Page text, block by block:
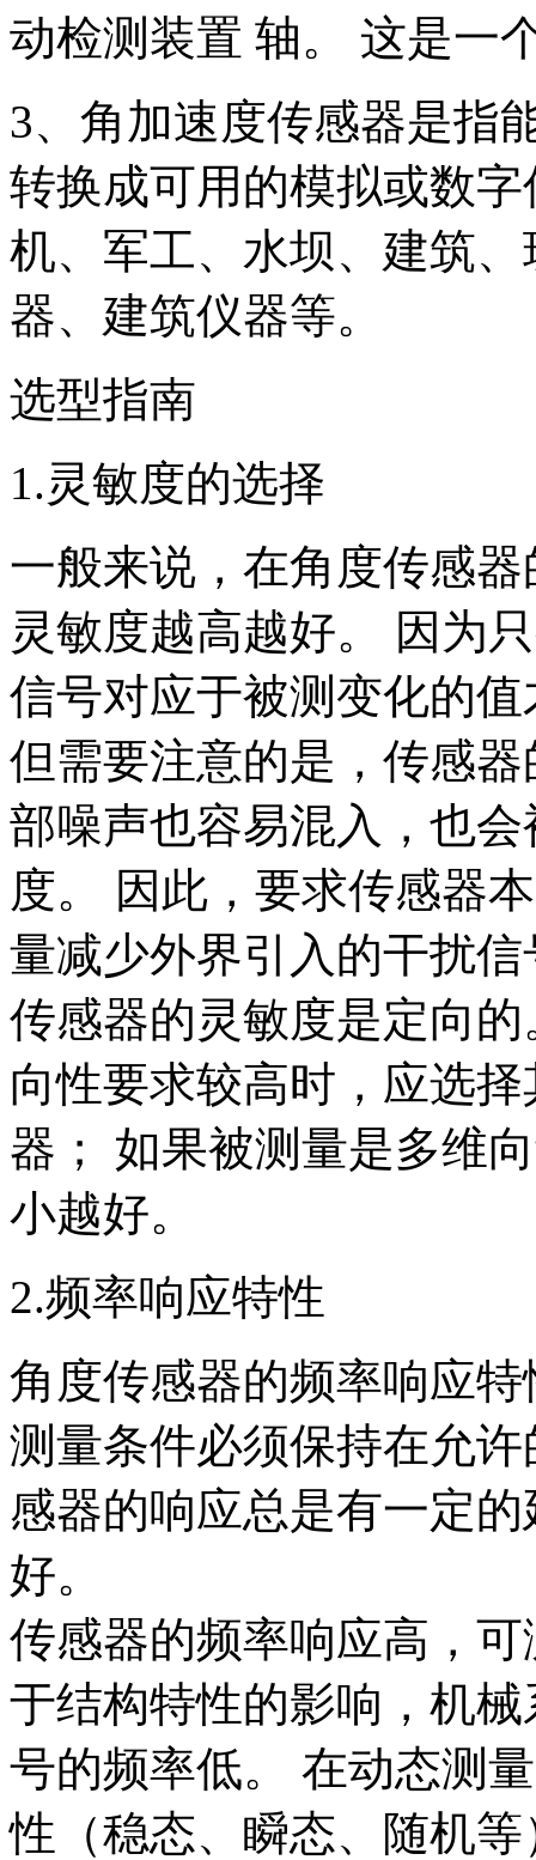
动检测装置 轴。 这是一
3、角加速度传感器是指
转换成可用的模拟或数
机、军工、水坝、建筑
器、建筑仪器等。
选型指南
1.灵敏度的选择
一般来说，在角度传感
灵敏度越高越好。 因为
信号对应于被测变化的
但需要注意的是，传感
部噪声也容易混入，也
度。 因此，要求传感器
量减少外界引入的干扰信
传感器的灵敏度是定向
向性要求较高时，应选
器； 如果被测量是多维
小越好。
2.频率响应特性
角度传感器的频率响应
测量条件必须保持在允
感器的响应总是有一定
好。
传感器的频率响应高，
于结构特性的影响，机
号的频率低。 在动态测
性（稳态、瞬态、随机